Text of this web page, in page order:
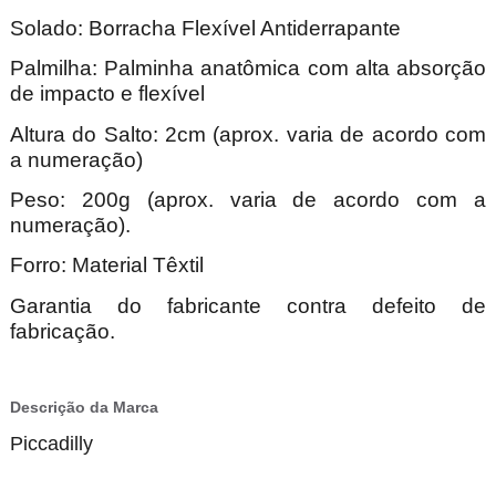
Solado: Borracha Flexível Antiderrapante
Palmilha: Palminha anatômica com alta absorção
de impacto e flexível
Altura do Salto: 2cm (aprox. varia de acordo com
a numeração)
Peso: 200g (aprox. varia de acordo com a
numeração).
Forro: Material Têxtil
Garantia do fabricante contra defeito de
fabricação.
Descrição da Marca
Piccadilly